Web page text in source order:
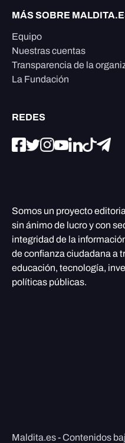
MÁS SOBRE
Equipo
Nuestras cuentas
Transparencia de la
La Fundación
REDES
Somos un proyecto
sin ánimo de lucro y con
integridad de la
de confianza ciudadana a
educación, tecnología,
políticas públicas.
Maldita.es - Contenidos